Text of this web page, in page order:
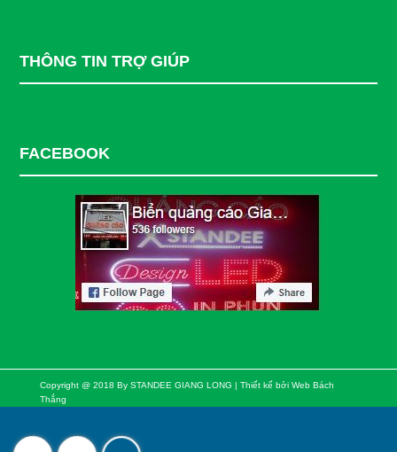
THÔNG TIN TRỢ GIÚP
FACEBOOK
Copyright @ 2018 By STANDEE GIANG LONG | Thiết kế bởi Web Bách
Thắng